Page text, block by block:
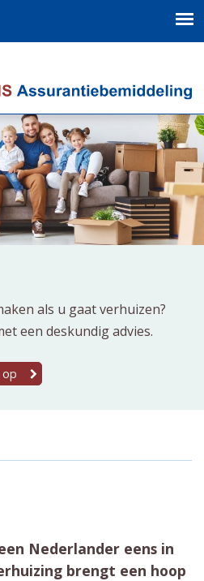
als u gaat verhuizen?
een deskundig advies.
Nederlander eens in
brengt een hoop